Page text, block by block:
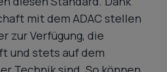
mit dem ADAC stellen
zur Verfügung, die
und stets auf dem